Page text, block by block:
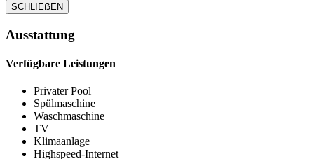
SCHLIEẞEN
Ausstattung
Verfügbare Leistungen
Privater Pool
Spülmaschine
Waschmaschine
TV
Klimaanlage
Highspeed-Internet